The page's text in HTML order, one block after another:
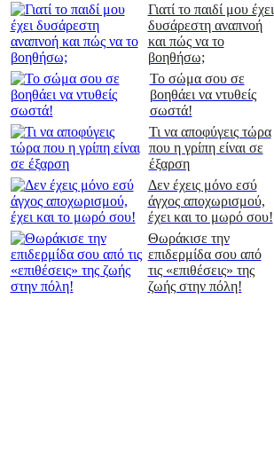
Γιατί το παιδί μου έχει
δυσάρεστη αναπνοή
και πώς να το
βοηθήσω;
Το σώμα σου σε
βοηθάει να ντυθείς
σωστά!
Τι να αποφύγεις τώρα
που η γρίπη είναι σε
έξαρση
Δεν έχεις μόνο εσύ
άγχος αποχωρισμού,
έχει και το μωρό σου!
Θωράκισε την
επιδερμίδα σου από
τις «επιθέσεις» της
ζωής στην πόλη!